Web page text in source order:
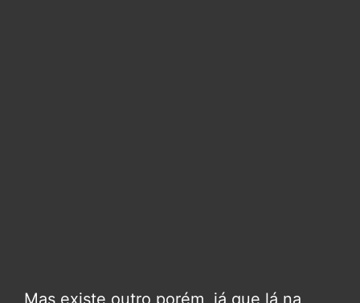
Mas existe outro porém, já que lá na